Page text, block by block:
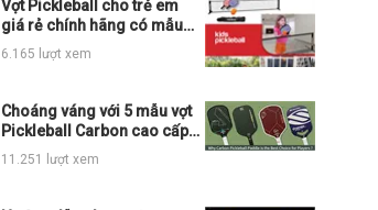
Vợt Pickleball cho trẻ em
giá rẻ chính hãng có mẫu
nào đang hot
6.165 lượt xem
Choáng váng với 5 mẫu vợt
Pickleball Carbon cao cấp
chính hãng đỉnh của chóp
11.251 lượt xem